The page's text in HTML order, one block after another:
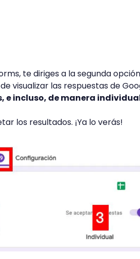
te diriges a la segunda
visualizar las respuestas de
e incluso, de manera
los resultados. ¡Ya lo verás!